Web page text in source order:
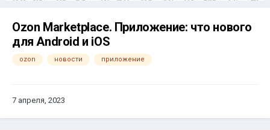
Ozon Marketplace. Приложение: что нового
для Android и iOS
ozon новости приложение
7 апреля, 2023